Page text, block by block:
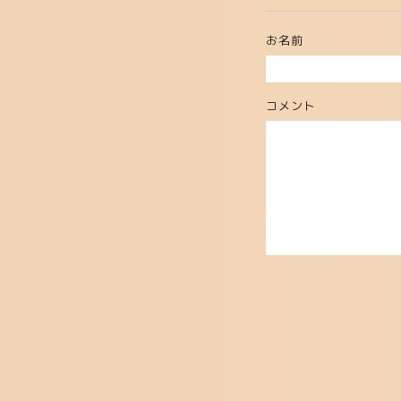
お名前
コメント